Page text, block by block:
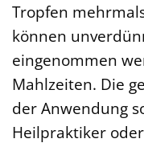
Tropfen
können
eingenommen
Mahlzeiten. Die
der Anwendung
Heilpraktiker